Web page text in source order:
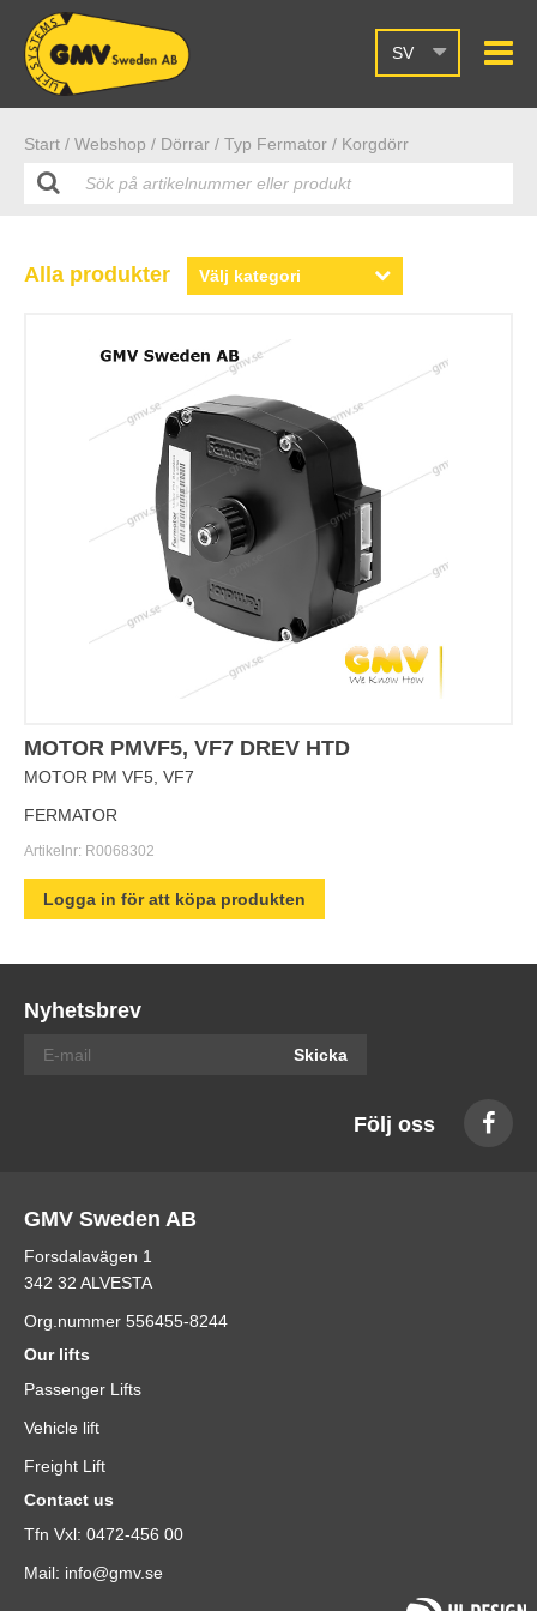
SV
Start / Webshop / Dörrar / Typ Fermator / Korgdörr
Alla produkter
MOTOR PMVF5, VF7 DREV HTD
MOTOR PM VF5, VF7
FERMATOR
Artikelnr: R0068302
Logga in för att köpa produkten
Nyhetsbrev
Skicka
Följ oss
GMV Sweden AB
Forsdalavägen 1
342 32 ALVESTA
Org.nummer 556455-8244
Our lifts
Passenger Lifts
Vehicle lift
Freight Lift
Contact us
Tfn Vxl: 0472-456 00
Mail: info@gmv.se